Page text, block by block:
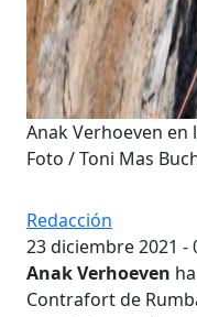
Anak Verhoeven en
Foto / Toni Mas
Redacción
23 diciembre 2021 -
Anak Verhoeven
Contrafort de